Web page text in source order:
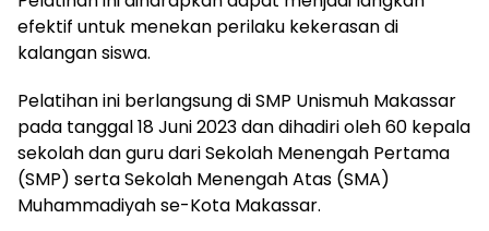
efektif untuk menekan perilaku kekerasan di
kalangan siswa.
Pelatihan ini berlangsung di SMP Unismuh Makassar
pada tanggal 18 Juni 2023 dan dihadiri oleh 60 kepala
sekolah dan guru dari Sekolah Menengah Pertama
(SMP) serta Sekolah Menengah Atas (SMA)
Muhammadiyah se-Kota Makassar.